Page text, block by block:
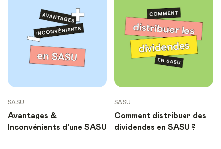
SASU
Avantages &
Inconvénients d’une SASU
SASU
Comment distribuer des
dividendes en SASU ?